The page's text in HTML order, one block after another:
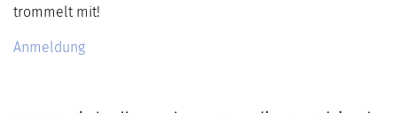
trommelt mit!
Anmeldung